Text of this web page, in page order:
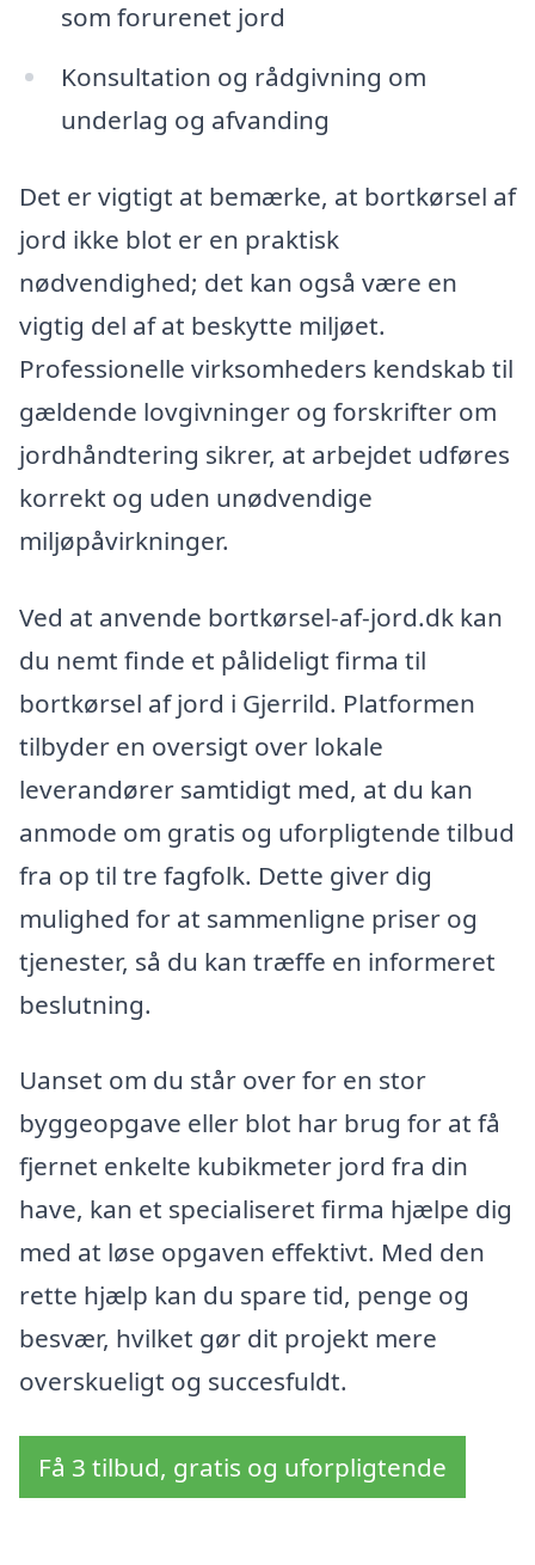
som forurenet jord
Konsultation og rådgivning om
underlag og afvanding
Det er vigtigt at bemærke, at bortkørsel af
jord ikke blot er en praktisk
nødvendighed; det kan også være en
vigtig del af at beskytte miljøet.
Professionelle virksomheders kendskab til
gældende lovgivninger og forskrifter om
jordhåndtering sikrer, at arbejdet udføres
korrekt og uden unødvendige
miljøpåvirkninger.
Ved at anvende bortkørsel-af-jord.dk kan
du nemt finde et pålideligt firma til
bortkørsel af jord i Gjerrild. Platformen
tilbyder en oversigt over lokale
leverandører samtidigt med, at du kan
anmode om gratis og uforpligtende tilbud
fra op til tre fagfolk. Dette giver dig
mulighed for at sammenligne priser og
tjenester, så du kan træffe en informeret
beslutning.
Uanset om du står over for en stor
byggeopgave eller blot har brug for at få
fjernet enkelte kubikmeter jord fra din
have, kan et specialiseret firma hjælpe dig
med at løse opgaven effektivt. Med den
rette hjælp kan du spare tid, penge og
besvær, hvilket gør dit projekt mere
overskueligt og succesfuldt.
Få 3 tilbud, gratis og uforpligtende